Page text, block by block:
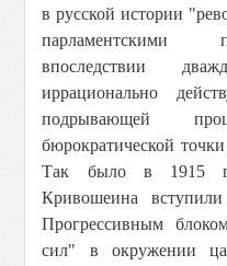
в русской истории
парламентскими
впоследствии
иррационально
подрывающей
бюрократической
Так было в 1915
Кривошеина
Прогрессивным
сил" в окружении